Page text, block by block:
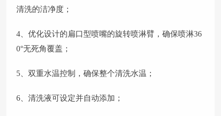
清洗的洁净度；
4、优化设计的扁口型喷嘴的旋转喷淋臂，确保喷淋36
0°无死角覆盖；
5、双重水温控制，确保整个清洗水温；
6、清洗液可设定并自动添加；